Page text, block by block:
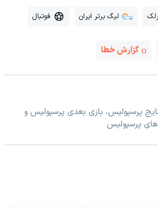
لیگ برتر ایران فوتبال
گزارش خطا
پرسپولیس، بازی بعدی پرسپولیس و
پرسپولیس